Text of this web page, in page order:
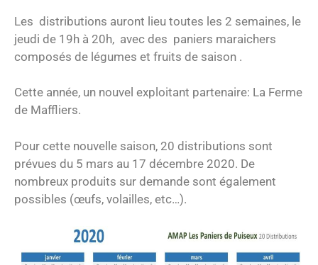
Les distributions auront lieu toutes les 2 semaines, le
jeudi de 19h à 20h, avec des paniers maraichers
composés de légumes et fruits de saison .
Cette année, un nouvel exploitant partenaire: La Ferme
de Maffliers.
Pour cette nouvelle saison, 20 distributions sont
prévues du 5 mars au 17 décembre 2020. De
nombreux produits sur demande sont également
possibles (œufs, volailles, etc…).